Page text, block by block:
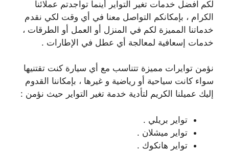
لكم افضل خدمات تغير التواير أينما تواجدتم عملائنا
الكرام ، بإمكانكم التواصل معنا في أي وقت لكي نقدم
خدماتنا المميزة لكم في المنزل أو العمل أو الطرقات ،
خدمات إسعافية لمعالجة أي عطل في الإطارات .
نؤمن توايرات مميزة تتناسب مع أي سيارة كنت تقتنيها
سواء كانت سياحية أو رياضية و غيرها ، بإمكاننا القدوم
إليك عميلنا الكريم لتأدية خدمة تغير التواير حيث نؤمن :
تواير بريلي .
تواير ميشلان .
تواير هانكوك .